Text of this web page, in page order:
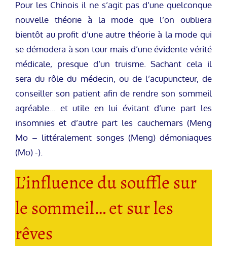
Pour les Chinois il ne s’agit pas d’une quelconque
nouvelle théorie à la mode que l’on oubliera
bientôt au profit d’une autre théorie à la mode qui
se démodera à son tour mais d’une évidente vérité
médicale, presque d’un truisme. Sachant cela il
sera du rôle du médecin, ou de l’acupuncteur, de
conseiller son patient afin de rendre son sommeil
agréable… et utile en lui évitant d’une part les
insomnies et d’autre part les cauchemars (Meng
Mo – littéralement songes (Meng) démoniaques
(Mo) -).
L’influence du souffle sur
le sommeil… et sur les
rêves